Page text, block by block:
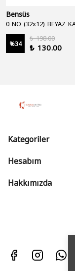
Bensüs
%34
₺ 198.00
₺ 130.00
Kategoriler
Hesabım
Hakkımızda